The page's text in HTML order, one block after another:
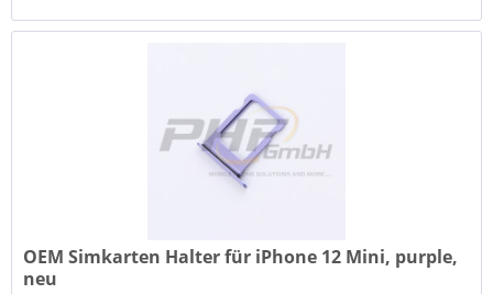
OEM Simkarten Halter für iPhone 12 Mini, purple,
neu